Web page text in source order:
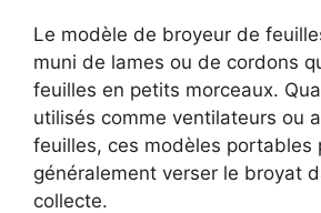
Le modèle de broyeur de
muni de lames ou de cordons
feuilles en petits morceaux.
utilisés comme ventilateurs ou
feuilles, ces modèles portables
généralement verser le broyat
collecte.